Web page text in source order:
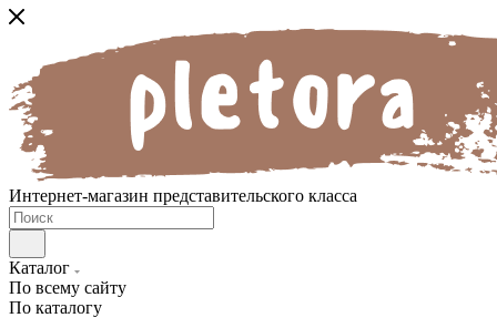
Интернет-магазин представительского класса
Каталог
По всему сайту
По каталогу